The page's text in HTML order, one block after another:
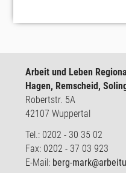
Arbeit und Leben
Hagen, Remscheid,
Robertstr. 5A
42107 Wuppertal
Tel.: 0202 - 30 35 02
Fax: 0202 - 37 03 923
E-Mail: berg-